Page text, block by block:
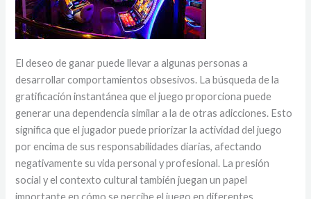
El deseo de ganar puede llevar a algunas personas a
desarrollar comportamientos obsesivos. La búsqueda de la
gratificación instantánea que el juego proporciona puede
generar una dependencia similar a la de otras adicciones. Esto
significa que el jugador puede priorizar la actividad del juego
por encima de sus responsabilidades diarias, afectando
negativamente su vida personal y profesional. La presión
social y el contexto cultural también juegan un papel
importante en cómo se percibe el juego en diferentes